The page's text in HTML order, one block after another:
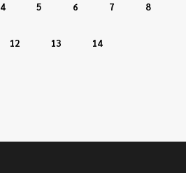
4 5 6 7 8
12 13 14